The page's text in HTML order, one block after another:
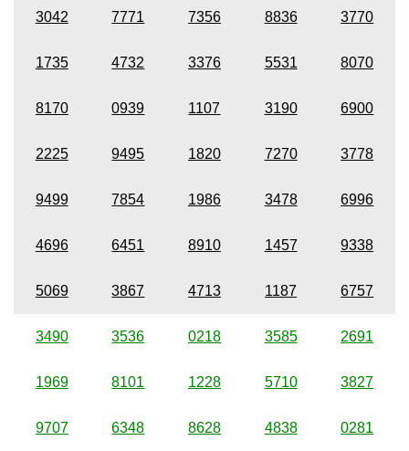
3042 7771 7356 8836 3770
1735 4732 3376 5531 8070
8170 0939 1107 3190 6900
2225 9495 1820 7270 3778
9499 7854 1986 3478 6996
4696 6451 8910 1457 9338
5069 3867 4713 1187 6757
3490 3536 0218 3585 2691
1969 8101 1228 5710 3827
9707 6348 8628 4838 0281